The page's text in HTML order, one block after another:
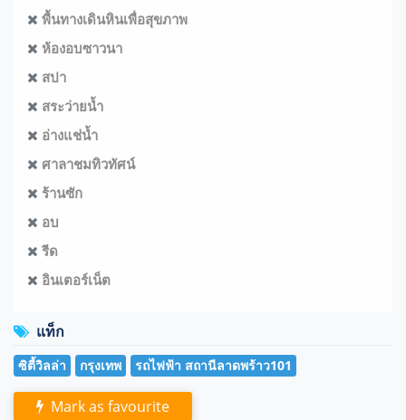
พื้นทางเดินหินเพื่อสุขภาพ
ห้องอบซาวนา
สปา
สระว่ายน้ำ
อ่างแช่น้ำ
ศาลาชมทิวทัศน์
ร้านซัก
อบ
รีด
อินเตอร์เน็ต
แท็ก
ซิตี้วิลล่า กรุงเทพ รถไฟฟ้า สถานีลาดพร้าว101
Mark as favourite